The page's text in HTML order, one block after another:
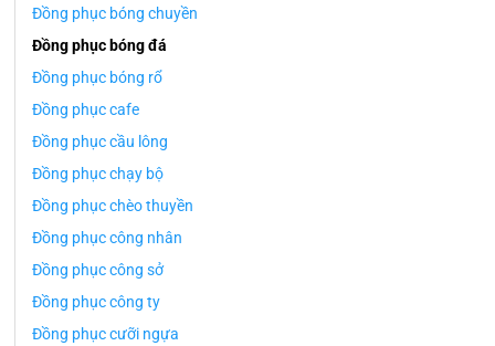
Đồng phục bóng chuyền
Đồng phục bóng đá
Đồng phục bóng rổ
Đồng phục cafe
Đồng phục cầu lông
Đồng phục chạy bộ
Đồng phục chèo thuyền
Đồng phục công nhân
Đồng phục công sở
Đồng phục công ty
Đồng phục cưỡi ngựa